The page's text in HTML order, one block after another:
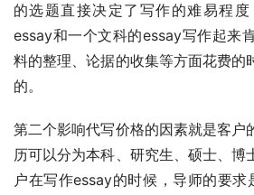
的选题直接决定了写作的难易程
essay和一个文科的essay写作起来
料的整理、论据的收集等方面花费的
的。
第二个影响代写价格的因素就是客户
历可以分为本科、研究生、硕士、博
户在写作essay的时候，导师的要